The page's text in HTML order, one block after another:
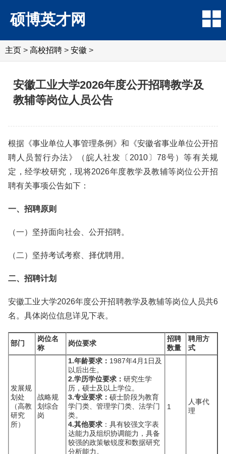
硕博英才网
主页 > 高校招聘 > 安徽 >
安徽工业大学2026年度公开招聘教学及
教辅等岗位人员公告
根据《事业单位人事管理条例》和《安徽省事业单位公开招
聘人员暂行办法》（皖人社发〔2010〕78号）等有关规
定，经学校研究，现将2026年度教学及教辅等岗位公开招
聘有关事项公告如下：
一、招聘原则
（一）坚持面向社会、公开招聘。
（二）坚持考试考察、择优聘用。
二、招聘计划
安徽工业大学2026年度公开招聘教学及教辅等岗位人员共6
名。具体岗位信息详见下表。
部门
岗位名
称
岗位要求
招聘
数量
聘用方
式
发展规
划处
（高教
研究
所）
战略规
划综合
岗
1.年龄要求： 1987年4月1日及
以后出生。
2.学历学位要求： 研究生学
历，硕士及以上学位。
3.专业要求： 硕士阶段为教育
学门类、管理学门类、法学门
类。
4.其他要求 ：具有较强文字表
达能力及组织协调能力，具备
较强的政策敏锐度和数据研究
分析能力。
1
人事代
理